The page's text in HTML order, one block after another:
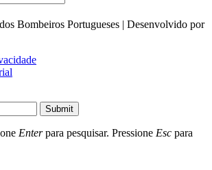
Bombeiros Portugueses | Desenvolvido por
Submit
Enterpara pesquisar. Pressione Esc para